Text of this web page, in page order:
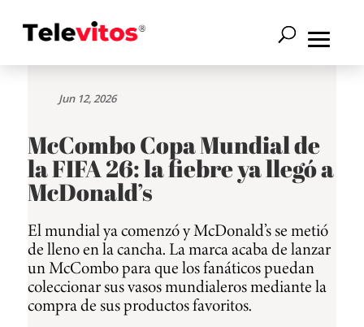
Jun 12, 2026
McCombo Copa Mundial de
la FIFA 26: la fiebre ya llegó a
McDonald’s
El mundial ya comenzó y McDonald’s se metió
de lleno en la cancha. La marca acaba de lanzar
un McCombo para que los fanáticos puedan
coleccionar sus vasos mundialeros mediante la
compra de sus productos favoritos.